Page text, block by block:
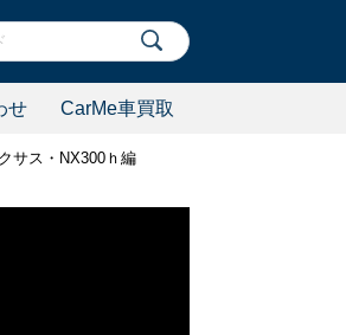
せ CarMe車買取
サス・NX300ｈ編